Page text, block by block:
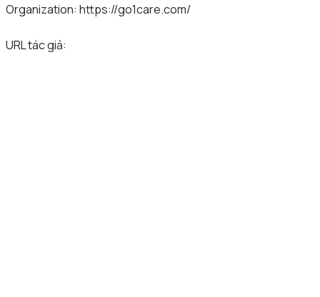
Organization: https://go1care.com/
URL tác giả: